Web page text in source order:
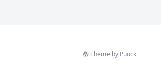
Theme by Puock